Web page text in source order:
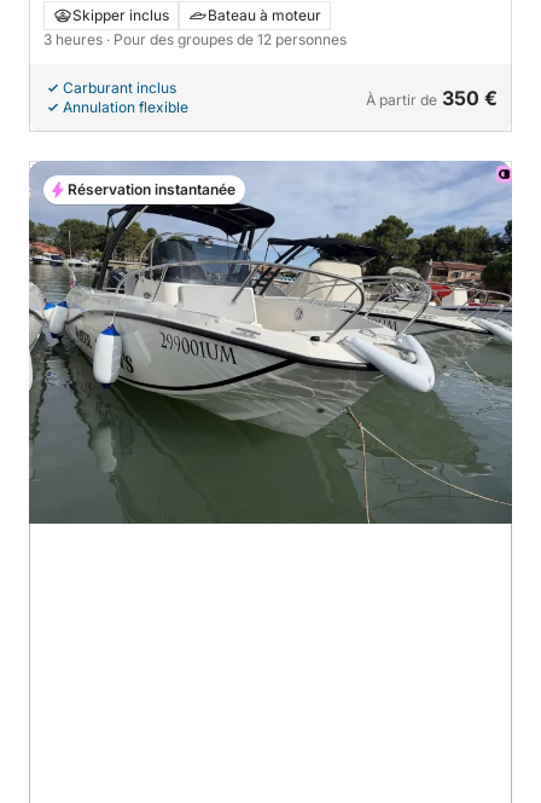
journée complète à bord d'un bateau à moteur
Skipper inclus
Bateau à moteur
3 heures · Pour des groupes de 12 personnes
Carburant inclus
Annulation flexible
À partir de 350 €
Réservation instantanée